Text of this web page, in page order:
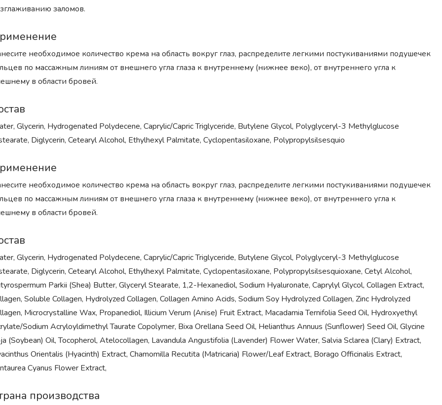
заломов.
необходимое количество крема на область вокруг глаз, распределите легкими постукиваниями подушечек
по массажным линиям от внешнего угла глаза к внутреннему (нижнее веко), от внутреннего угла к
в области бровей.
Glycerin, Hydrogenated Polydecene, Caprylic/Capric Triglyceride, Butylene Glycol, Polyglyceryl-3 Methylglucose
Diglycerin, Cetearyl Alcohol, Ethylhexyl Palmitate, Cyclopentasiloxane, Polypropylsilsesquio
необходимое количество крема на область вокруг глаз, распределите легкими постукиваниями подушечек
по массажным линиям от внешнего угла глаза к внутреннему (нижнее веко), от внутреннего угла к
в области бровей.
Glycerin, Hydrogenated Polydecene, Caprylic/Capric Triglyceride, Butylene Glycol, Polyglyceryl-3 Methylglucose
Diglycerin, Cetearyl Alcohol, Ethylhexyl Palmitate, Cyclopentasiloxane, Polypropylsilsesquioxane, Cetyl Alcohol,
Parkii (Shea) Butter, Glyceryl Stearate, 1,2-Hexanediol, Sodium Hyaluronate, Caprylyl Glycol, Collagen Extract,
Soluble Collagen, Hydrolyzed Collagen, Collagen Amino Acids, Sodium Soy Hydrolyzed Collagen, Zinc Hydrolyzed
Microcrystalline Wax, Propanediol, Illicium Verum (Anise) Fruit Extract, Macadamia Ternifolia Seed Oil, Hydroxyethyl
Sodium Acryloyldimethyl Taurate Copolymer, Bixa Orellana Seed Oil, Helianthus Annuus (Sunflower) Seed Oil, Glycine
(Soybean) Oil, Tocopherol, Atelocollagen, Lavandula Angustifolia (Lavender) Flower Water, Salvia Sclarea (Clary) Extract,
Orientalis (Hyacinth) Extract, Chamomilla Recutita (Matricaria) Flower/Leaf Extract, Borago Officinalis Extract,
Cyanus Flower Extract,
производства